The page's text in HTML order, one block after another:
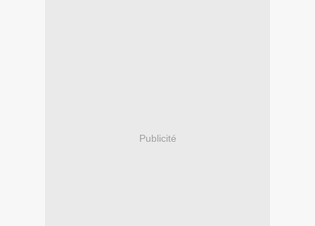
Publicité